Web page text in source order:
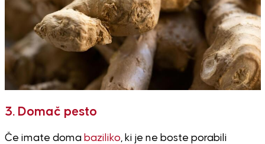
3. Domač pesto
Če imate doma baziliko , ki je ne boste porabili